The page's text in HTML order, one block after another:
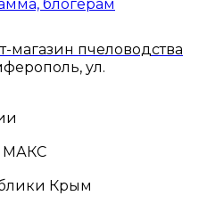
блогерам
магазин пчеловодства
ул.
МАКС
Крым